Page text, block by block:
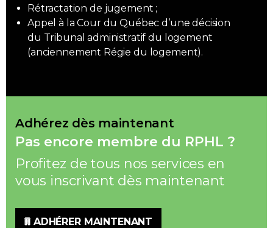
Rétractation de jugement ;
Appel à la Cour du Québec d’une décision
du Tribunal administratif du logement
(anciennement Régie du logement).
Adhérez dès maintenant
Pas encore membre du RPHL ?
Profitez de tous nos services en
vous inscrivant dès maintenant
ADHÉRER MAINTENANT